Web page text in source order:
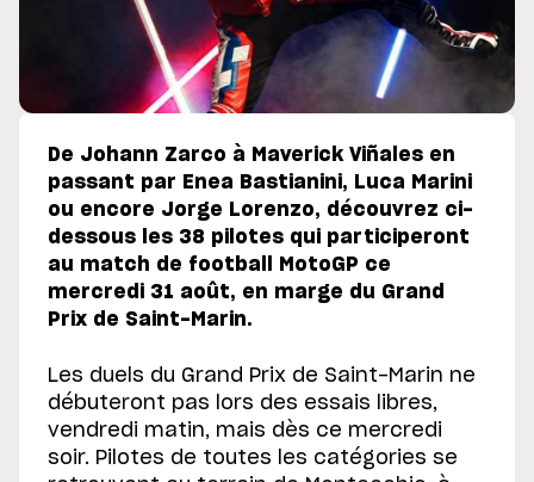
De Johann Zarco à Maverick Viñales en
passant par Enea Bastianini, Luca Marini
ou encore Jorge Lorenzo, découvrez ci-
dessous les 38 pilotes qui participeront
au match de football MotoGP ce
mercredi 31 août, en marge du Grand
Prix de Saint-Marin.
Les duels du Grand Prix de Saint-Marin ne
débuteront pas lors des essais libres,
vendredi matin, mais dès ce mercredi
soir. Pilotes de toutes les catégories se